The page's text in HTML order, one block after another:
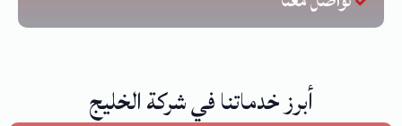
أبرز خدماتنا في شركة الخليج